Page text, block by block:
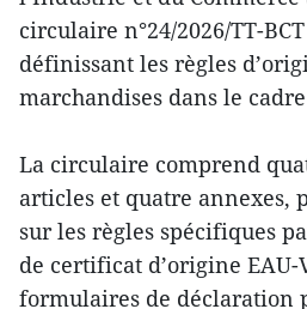
circulaire n°24/2026/TT-
définissant les règles
marchandises dans le
La circulaire comprend
articles et quatre annexes,
sur les règles spécifiques
de certificat d’origine
formulaires de déclaration